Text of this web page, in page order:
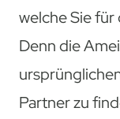
welche Sie
Denn die
Partner zu